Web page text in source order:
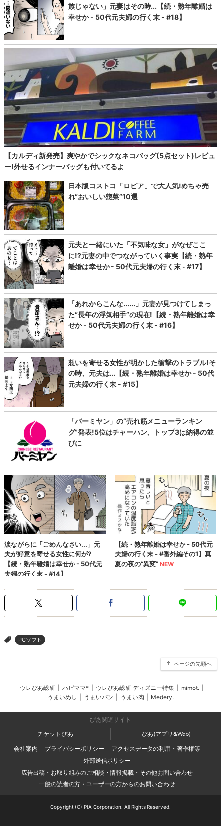
> PCソフト
ページの先頭へ
ウレぴあ総研 ハピママ* ウレぴあ総研 ディズニー特集 mimot.
うまいめし
うまいパン うまい肉 Medery.
ぴあ関連サイト
チケットぴあ
ぴあ(アプリ&Web)
会社案内
プライバシーポリシー
アクセスデータの利用・著作権等
外部送信ポリシー
広告出稿・お取り組みのご相談・情報掲載・その他お問い合わせ
一般の読者の方・ユーザーの方からのお問い合わせ
Copyright (C) PIA Corporation. All Rights Reserved.